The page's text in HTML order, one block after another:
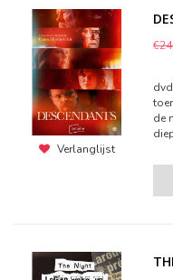
Verlanglijst
de